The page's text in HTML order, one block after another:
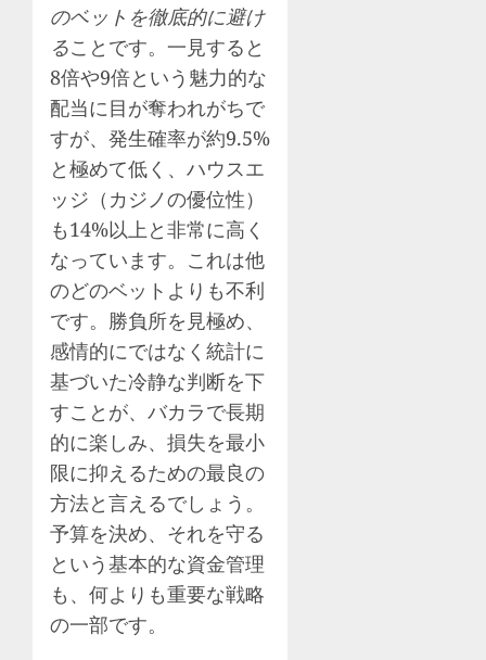
のベットを徹底的に避け
ることです。一見すると
8倍や9倍という魅力的な
配当に目が奪われがちで
すが、発生確率が約9.5%
と極めて低く、ハウスエ
ッジ（カジノの優位性）
も14%以上と非常に高く
なっています。これは他
のどのベットよりも不利
です。勝負所を見極め、
感情的にではなく統計に
基づいた冷静な判断を下
すことが、バカラで長期
的に楽しみ、損失を最小
限に抑えるための最良の
方法と言えるでしょう。
予算を決め、それを守る
という基本的な資金管理
も、何よりも重要な戦略
の一部です。